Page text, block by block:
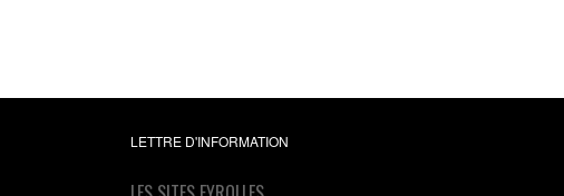
LETTRE D'INFORMATION